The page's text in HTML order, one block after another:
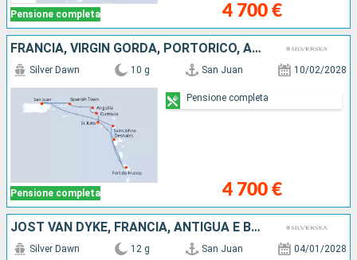
Pensione completa 4 700 €
FRANCIA, VIRGIN GORDA, PORTORICO, ANTIGUA E BARBUDA, MARTINICA, ANGUILLA
Pensione completa
Silver Dawn 10 g San Juan 10/02/2028
4 700 €
Pensione completa
JOST VAN DYKE, FRANCIA, ANTIGUA E BARBUDA, MARTINICA, GRENADA, BONAIRE, ARUBA, PORTORICO
Silver Dawn 12 g San Juan 04/01/2028